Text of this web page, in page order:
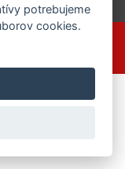
s.r.o. Vytvorila Digitálna
potrebujeme
cookies.